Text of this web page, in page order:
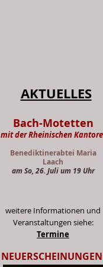
AKTUELLES
Bach-Motetten
mit der Rheinischen
Benediktinerabtei Maria
Laach
am So, 26. Juli um 19 Uhr
weitere Informationen und
Veranstaltungen siehe:
Termine